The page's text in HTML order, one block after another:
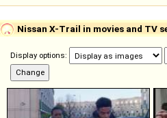
Nissan X-Trail in movies and TV
Display options: